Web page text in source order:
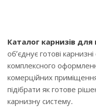
Каталог карнизів
об’єднує готові
комплексного
комерційних
підібрати як готове
карнизну систему.